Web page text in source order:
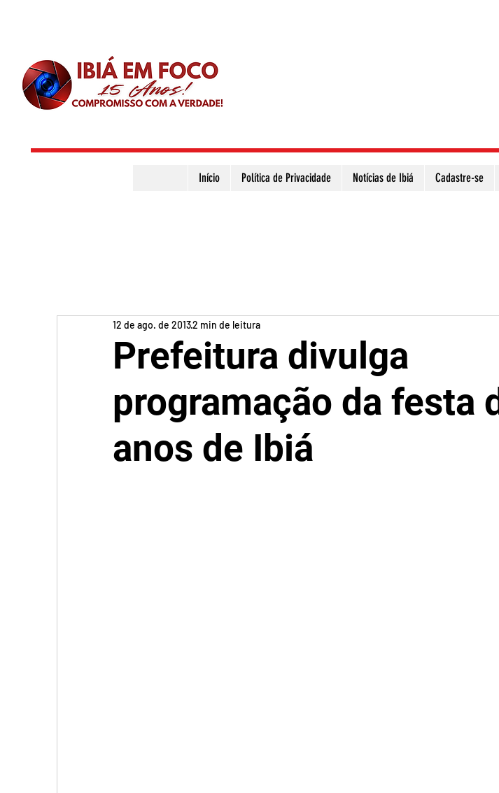
Início Política de Privacidade Notícias de Ibiá Cadastre-se
Prefeitura divulga
programação da festa
anos de Ibiá
12 de ago. de 20132 min de leitura